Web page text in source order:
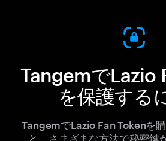
TangemでLazio
を保護する
TangemでLazio Fan Tokenを
と、さまざまな方法で秘密鍵